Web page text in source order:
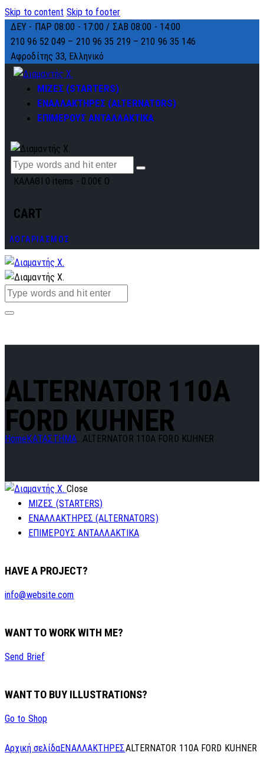
Skip to content Skip to footer
ΔΕΥ - ΠΑΡ 08:00 - 17:00 / ΣΑΒ 08:00 - 14:00
210 96 52 049 – 210 96 35 219 –210 96 35 146
Αφροδίτης 33, Ελληνικό
ΜΙΖΕΣ (STARTERS)
ΕΝΑΛΛΑΚΤΗΡΕΣ (ALTERNATORS)
ΕΠΙΜΕΡΟΥΣ ΑΝΤΑΛΛΑΚΤΙΚΑ
ΚΑΛΑΘΙ 0 items - 0.00€ 0
CART
ΛΟΓΑΡΙΑΣΜΟΣ
ALTERNATOR 110A
FORD KUHNER
Home ΚΑΤΑΣΤΗΜΑ...ALTERNATOR 110A FORD KUHNER
Close
ΜΙΖΕΣ (STARTERS)
ΕΝΑΛΛΑΚΤΗΡΕΣ (ALTERNATORS)
ΕΠΙΜΕΡΟΥΣ ΑΝΤΑΛΛΑΚΤΙΚΑ
HAVE A PROJECT?
info@website.com
WANT TO WORK WITH ME?
Send Brief
WANT TO BUY ILLUSTRATIONS?
Go to Shop
Αρχική σελίδαΕΝΑΛΛΑΚΤΗΡΕΣALTERNATOR 110A FORD KUHNER